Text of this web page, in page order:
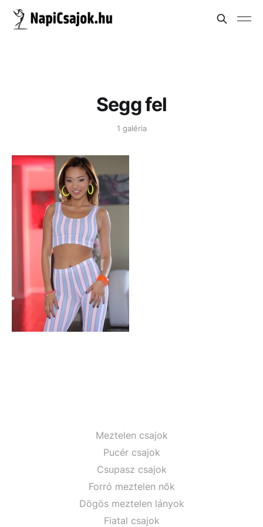
Segg fel
1 galéria
Meztelen csajok
Pucér csajok
Csupasz csajok
Forró meztelen nők
Dögös meztelen lányok
Fiatal csajok